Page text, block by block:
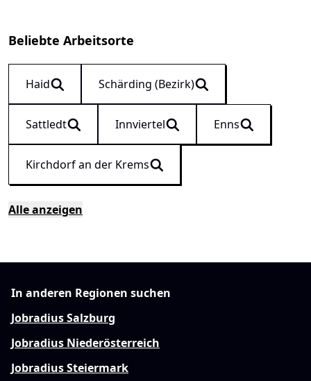
Beliebte Arbeitsorte
Haid Schärding (Bezirk)
Sattledt Innviertel Enns
Kirchdorf an der Krems
Alle anzeigen
In anderen Regionen suchen
Jobradius Salzburg
Jobradius Niederösterreich
Jobradius Steiermark